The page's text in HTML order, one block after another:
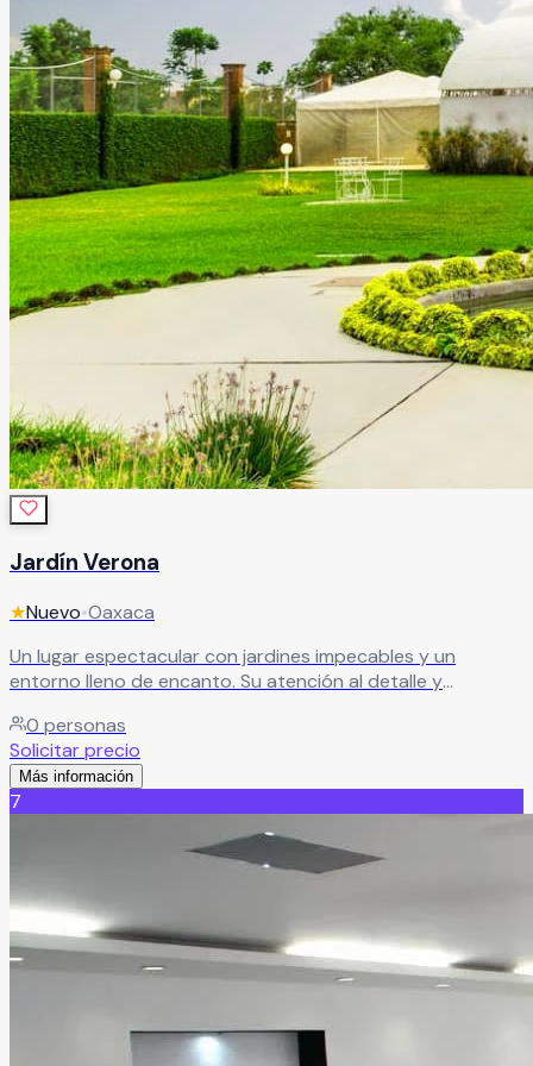
Jardín Verona
★Nuevo•Oaxaca
Un lugar espectacular con jardines impecables y un
entorno lleno de encanto. Su atención al detalle y
para eventos que buscan elegancia, belleza y una
experiencia inolvidable.
0 personas
Solicitar precio
Más información
7